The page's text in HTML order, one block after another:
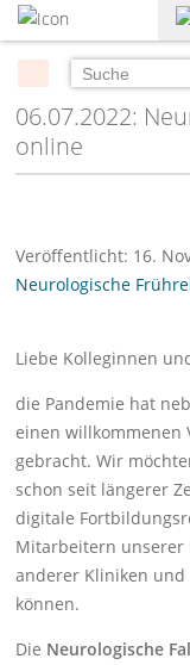
zum
Hauptinhalt
Suchen
06.07.2022:
online
Veröffentlicht: 16.
Neurologische
Liebe Kolleginnen
die Pandemie hat
einen willkommenen
gebracht. Wir
schon seit längerer
digitale
Mitarbeitern
anderer Kliniken
können.
Die Neurologische